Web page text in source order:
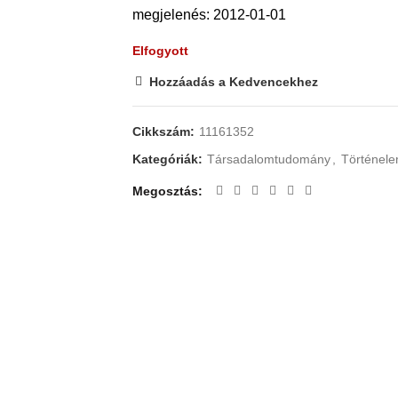
megjelenés: 2012-01-01
Elfogyott
Hozzáadás a Kedvencekhez
Cikkszám: 11161352
Kategóriák: Társadalomtudomány
Megosztás